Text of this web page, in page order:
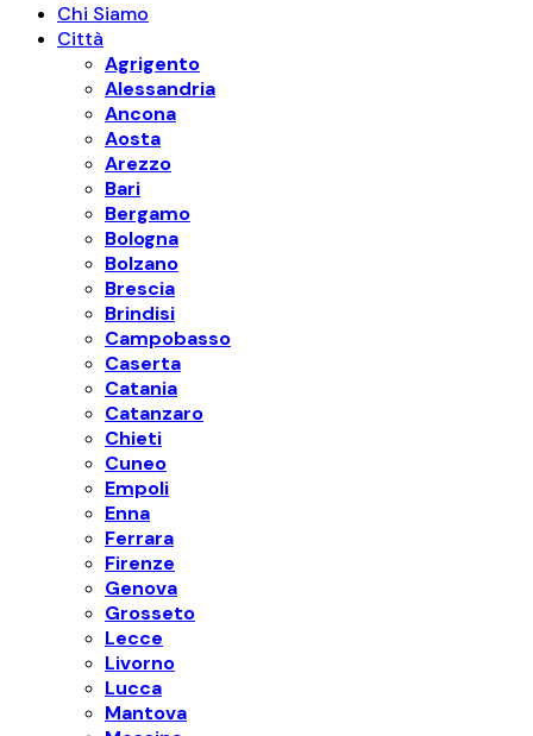
Chi Siamo
Città
Agrigento
Alessandria
Ancona
Aosta
Arezzo
Bari
Bergamo
Bologna
Bolzano
Brescia
Brindisi
Campobasso
Caserta
Catania
Catanzaro
Chieti
Cuneo
Empoli
Enna
Ferrara
Firenze
Genova
Grosseto
Lecce
Livorno
Lucca
Mantova